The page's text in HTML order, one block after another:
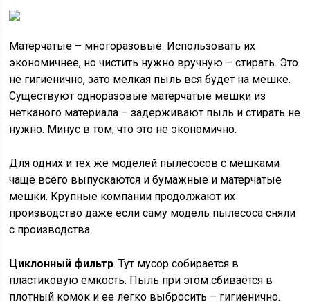
Матерчатые – многоразовые. Использовать их
экономичнее, но чистить нужно вручную – стирать. Это
не гигиенично, зато мелкая пыль вся будет на мешке.
Существуют одноразовые матерчатые мешки из
нетканого материала – задерживают пыль и стирать не
нужно. Минус в том, что это не экономично.
Для одних и тех же моделей пылесосов с мешками
чаще всего выпускаются и бумажные и матерчатые
мешки. Крупные компании продолжают их
производство даже если саму модель пылесоса сняли
с производства.
Циклонный фильтр. Тут мусор собирается в
пластиковую емкость. Пыль при этом сбивается в
плотный комок и ее легко выбросить – гигиенично.